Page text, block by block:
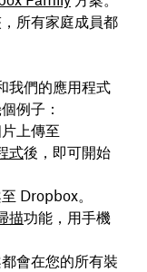
所有家庭成員都
我們的應用程式
例子：
上傳至
式後，即可開始
Dropbox。
描功能，用手機
會在您的所有裝